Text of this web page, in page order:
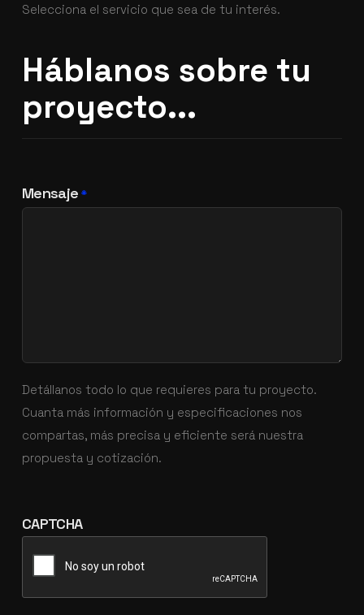
Selecciona el servicio que sea de tu interés.
Háblanos sobre tu
proyecto...
Mensaje *
Detállanos todo lo que requieres para tu proyecto.
Cuanta más información y especificaciones nos
compartas, más precisa y eficiente será nuestra
propuesta y cotización.
CAPTCHA